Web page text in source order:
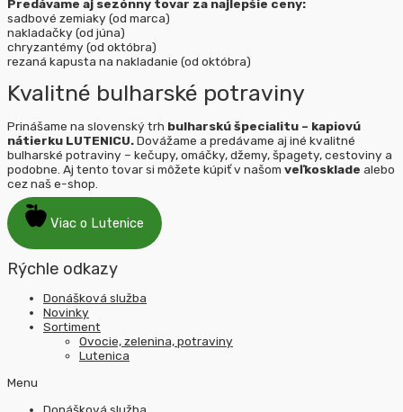
Predávame aj sezónny tovar za najlepšie ceny:
sadbové zemiaky (od marca)
nakladačky (od júna)
chryzantémy (od októbra)
rezaná kapusta na nakladanie (od októbra)
Kvalitné bulharské potraviny
Prinášame na slovenský trh bulharskú špecialitu – kapiovú
nátierku LUTENICU.Dovážame a predávame aj iné kvalitné
bulharské potraviny – kečupy, omáčky, džemy, špagety, cestoviny a
podobne. Aj tento tovar si môžete kúpiť v našom veľkosklade alebo
cez naš e-shop.
Viac o Lutenice
Rýchle odkazy
Donášková služba
Novinky
Sortiment
Ovocie, zelenina, potraviny
Lutenica
Menu
Donášková služba